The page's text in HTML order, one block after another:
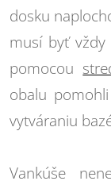
dosku
musí byť vždy
pomocou
obalu
vytváraniu
Vankúše